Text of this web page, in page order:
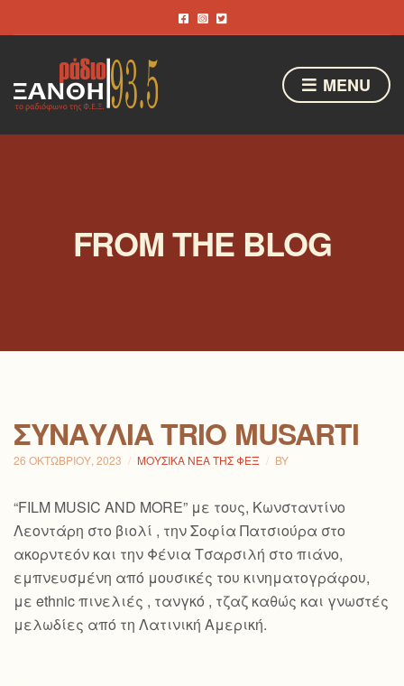
MENU
FROM THE BLOG
ΣΥΝΑΥΛΊΑ TRIO MUSARTI
26 ΟΚΤΩΒΡΊΟΥ, 2023 ΜΟΥΣΙΚΆ ΝΈΑ ΤΗΣ ΦΕΞ BY
“FILM MUSIC AND MORE” με τους, Κωνσταντίνο
Λεοντάρη στο βιολί , την Σοφία Πατσιούρα στο
ακορντεόν και την Φένια Τσαρσιλή στο πιάνο,
εμπνευσμένη από μουσικές του κινηματογράφου,
με ethnic πινελιές , τανγκό , τζαζ καθώς και γνωστές
μελωδίες από τη Λατινική Αμερική.